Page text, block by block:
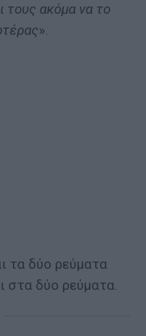
τους ακόμα να το
».
τα δύο ρεύματα
στα δύο ρεύματα.